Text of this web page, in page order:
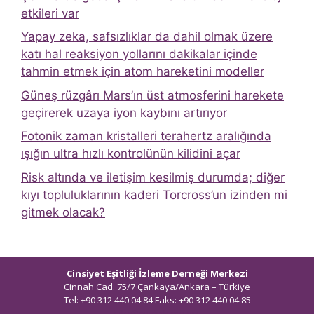
etkileri var
Yapay zeka, safsızlıklar da dahil olmak üzere
katı hal reaksiyon yollarını dakikalar içinde
tahmin etmek için atom hareketini modeller
Güneş rüzgârı Mars’ın üst atmosferini harekete
geçirerek uzaya iyon kaybını artırıyor
Fotonik zaman kristalleri terahertz aralığında
ışığın ultra hızlı kontrolünün kilidini açar
Risk altında ve iletişim kesilmiş durumda; diğer
kıyı topluluklarının kaderi Torcross’un izinden mi
gitmek olacak?
Cinsiyet Eşitliği İzleme Derneği Merkezi
Cinnah Cad. 75/7 Çankaya/Ankara – Türkiye
Tel: +90 312 440 04 84 Faks: +90 312 440 04 85